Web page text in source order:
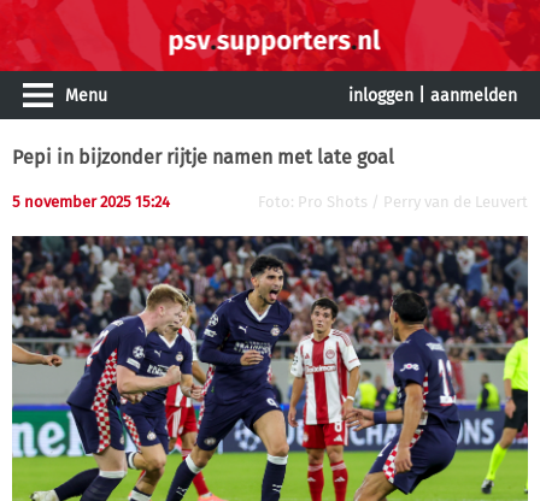
Menu inloggen aanmelden
Pepi in bijzonder rijtje namen met late goal
5 november 2025 15:24 Foto: Pro Shots / Perry van de Leuvert